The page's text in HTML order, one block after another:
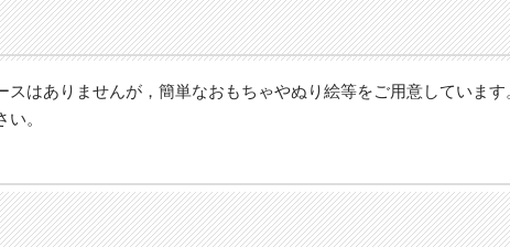
スはありませんが，簡単なおもちゃやぬり絵等をご用意しています
。